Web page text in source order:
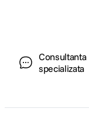
Consultanta
specializata